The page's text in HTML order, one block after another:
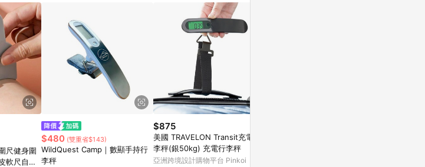
尺健身圍
軟尺自動
$480 (雙重省$143)
WildQuest Camp｜數顯手持行
李秤
$875
美國 TRAVELON Transit充電行
李秤(銀50kg) 充電行李秤
亞洲跨境設計購物平台 Pinkoi